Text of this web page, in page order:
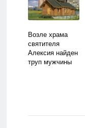
Возле храма
святителя
Алексия найден
труп мужчины